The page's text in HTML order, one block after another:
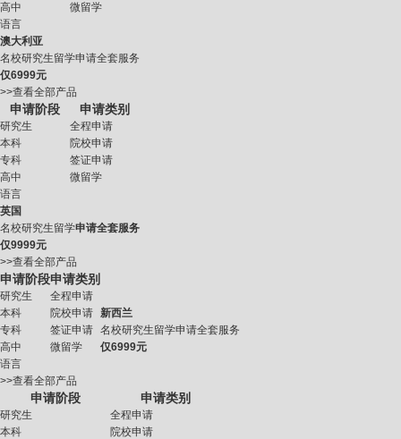
高中
微留学
语言
澳大利亚
名校研究生留学申请全套服务
仅6999元
>>查看全部产品
申请阶段 申请类别
研究生
全程申请
本科
院校申请
专科
签证申请
高中
微留学
语言
英国
名校研究生留学申请全套服务
仅9999元
>>查看全部产品
申请阶段申请类别
研究生
全程申请
新西兰
名校研究生留学申请全套服务
仅6999元
本科
院校申请
专科
签证申请
高中
微留学
语言
>>查看全部产品
申请阶段 申请类别
研究生
全程申请
本科
院校申请